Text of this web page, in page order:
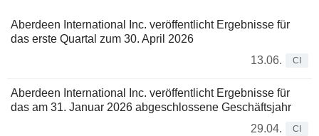
Aberdeen International Inc. veröffentlicht Ergebnisse für
das erste Quartal zum 30. April 2026
13.06.
CI
Aberdeen International Inc. veröffentlicht Ergebnisse für
das am 31. Januar 2026 abgeschlossene Geschäftsjahr
29.04.
CI